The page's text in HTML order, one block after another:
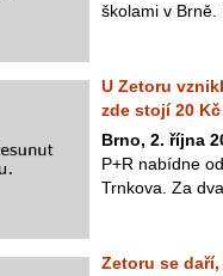
školami v Brně.
U Zetoru
zde stojí 20 Kč
Brno, 2. října
P+R nabídne
Trnkova. Za
Zetoru se